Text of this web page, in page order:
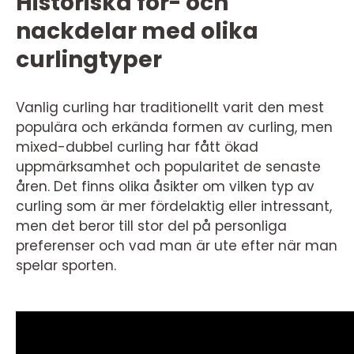
nackdelar med olika
curlingtyper
Vanlig curling har traditionellt varit den mest
populära och erkända formen av curling, men
mixed-dubbel curling har fått ökad
uppmärksamhet och popularitet de senaste
åren. Det finns olika åsikter om vilken typ av
curling som är mer fördelaktig eller intressant,
men det beror till stor del på personliga
preferenser och vad man är ute efter när man
spelar sporten.